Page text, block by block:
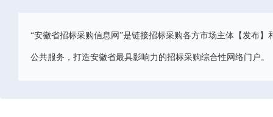
“安徽省招标采购信息网”是链接招标采购各方市场主体【发布
公共服务，打造安徽省最具影响力的招标采购综合性网络门户。